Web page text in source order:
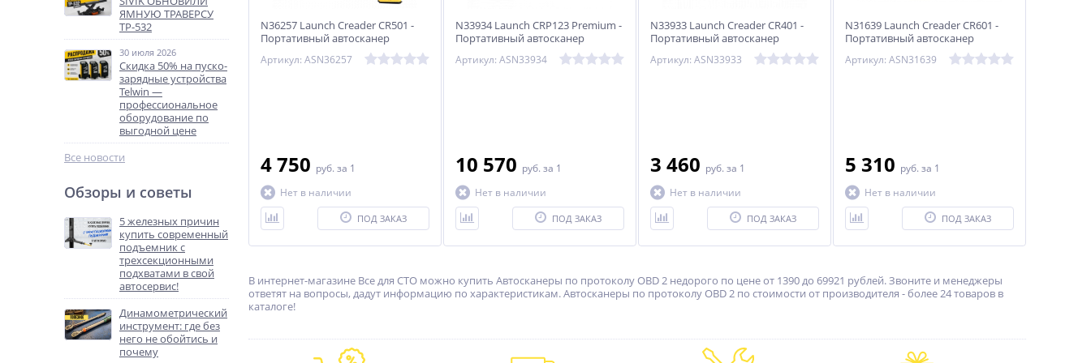
ЯМНУЮ ТРАВЕРСУ
ТР-532
30 июля 2026
Скидка 50% на пуско-
зарядные устройства
Telwin —
профессиональное
оборудование по
выгодной цене
Все новости
Обзоры и советы
5 железных причин
купить современный
подъемник с
трехсекционными
подхватами в свой
автосервис!
Динамометрический
инструмент: где без
него не обойтись и
почему
N36257 Launch Creader CR501 -
Портативный автосканер
Артикул: ASN36257
4 750 руб. за 1
Нет в наличии
ПОД ЗАКАЗ
N33934 Launch CRP123 Premium -
Портативный автосканер
Артикул: ASN33934
10 570 руб. за 1
Нет в наличии
ПОД ЗАКАЗ
N33933 Launch Creader CR401 -
Портативный автосканер
Артикул: ASN33933
3 460 руб. за 1
Нет в наличии
ПОД ЗАКАЗ
N31639 Launch Creader CR601 -
Портативный автосканер
Артикул: ASN31639
5 310 руб. за 1
Нет в наличии
ПОД ЗАКАЗ
В интернет-магазине Все для СТО можно купить Автосканеры по протоколу OBD 2 недорого по цене от 1390 до 69921 рублей. Звоните и менеджеры
ответят на вопросы, дадут информацию по характеристикам. Автосканеры по протоколу OBD 2 по стоимости от производителя - более 24 товаров в
каталоге!